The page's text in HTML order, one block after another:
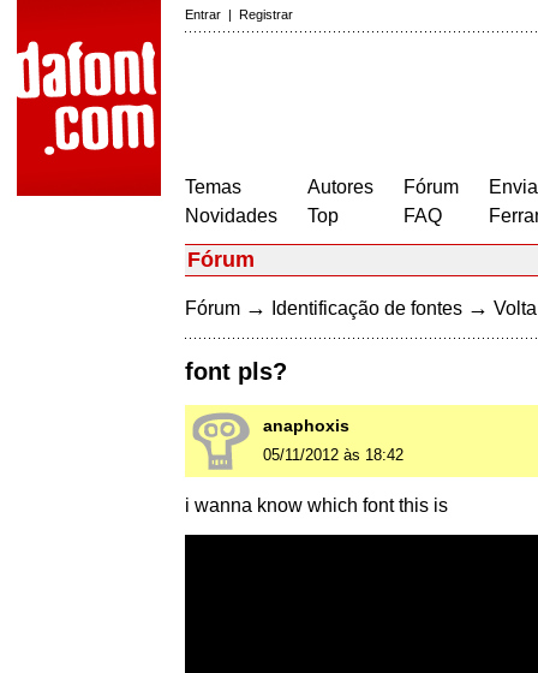
Entrar | Registrar
Temas
Novidades
Autores
Top
Fórum
FAQ
Fórum
Fórum → Identificação de fontes →
font pls?
anaphoxis
05/11/2012 às 18:42
i wanna know which font this is